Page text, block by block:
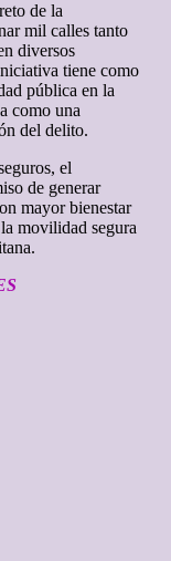
de la
mil calles tanto
diversos
tiene como
pública en la
como una
del delito.
el
de generar
mayor bienestar
movilidad segura